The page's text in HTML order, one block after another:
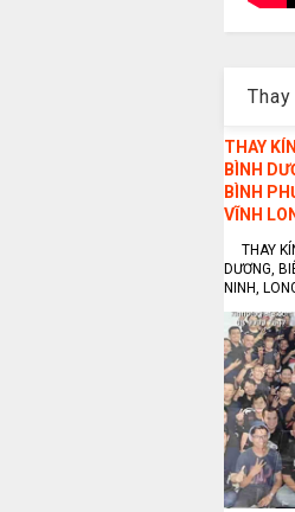
THAY
BÌNH
BÌNH
VĨNH
THAY
DƯƠNG,
NINH,